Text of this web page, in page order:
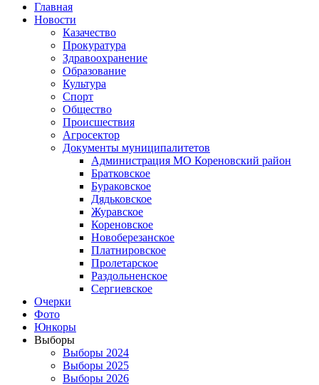
Главная
Новости
Казачество
Прокуратура
Здравоохранение
Образование
Культура
Спорт
Общество
Происшествия
Агросектор
Документы муниципалитетов
Администрация МО Кореновский район
Братковское
Бураковское
Дядьковское
Журавское
Кореновское
Новоберезанское
Платнировское
Пролетарское
Раздольненское
Сергиевское
Очерки
Фото
Юнкоры
Выборы
Выборы 2024
Выборы 2025
Выборы 2026